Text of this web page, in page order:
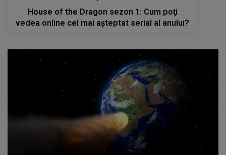
House of the Dragon sezon 1: Cum poţi
vedea online cel mai aşteptat serial al anului?